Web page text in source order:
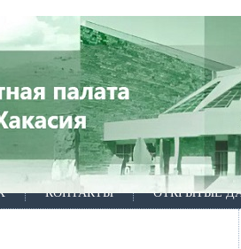
КОНТАКТЫ ОТКРЫТЫЕ